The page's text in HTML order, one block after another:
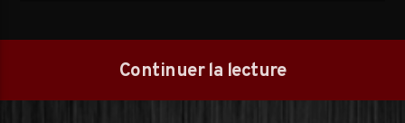
Continuer la lecture